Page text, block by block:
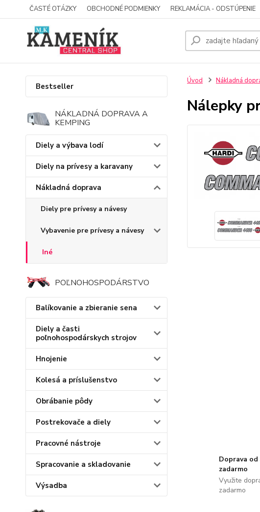
ČASTÉ OTÁZKY OBCHODNÉ PODMIENKY REKLAMÁCIA - ODSTÚPENIE
Bestseller
NÁKLADNÁ DOPRAVA A
KEMPING
Diely a výbava lodí
Diely na prívesy a karavany
Nákladná doprava
Diely pre prívesy a návesy
Vybavenie pre prívesy a návesy
Iné
POĽNOHOSPODÁRSTVO
Balíkovanie a zbieranie sena
Diely a časti
poľnohospodárskych strojov
Hnojenie
Kolesá a príslušenstvo
Obrábanie pôdy
Postrekovače a diely
Pracovné nástroje
Spracovanie a skladovanie
Výsadba
Úvod Nákladná
Nálepky
Doprava od
zadarmo
Využite
zadarmo